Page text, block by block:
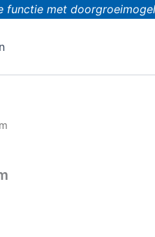
functie met